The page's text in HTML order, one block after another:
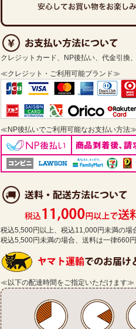
クレジットカード、NP後払い、代金引換
≪クレジット・ご利用可能ブランド≫
≪NP後払いでご利用可能なお支払い方法≫
税込5,500円以上、税込11,000円未満の場
税込5,500円未満の場合、送料は一律660
≪以下の配達時間をご指定いただけます≫